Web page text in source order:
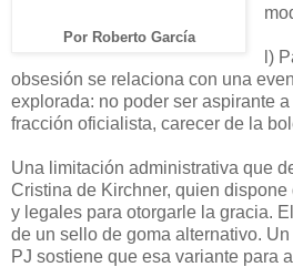
Por Roberto García
l)
obsesión se relaciona con una
explorada: no poder ser aspirante
fracción oficialista, carecer de la
Una limitación administrativa que
Cristina de Kirchner, quien
y legales para otorgarle la gracia.
de un sello de goma alternativo.
PJ sostiene que esa variante para